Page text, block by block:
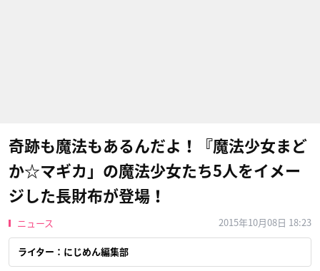
奇跡も魔法もあるんだよ！『魔法少女まど
か☆マギカ」の魔法少女たち5人をイメー
ジした長財布が登場！
ニュース 2015年10月08日 18:23
ライター：にじめん編集部